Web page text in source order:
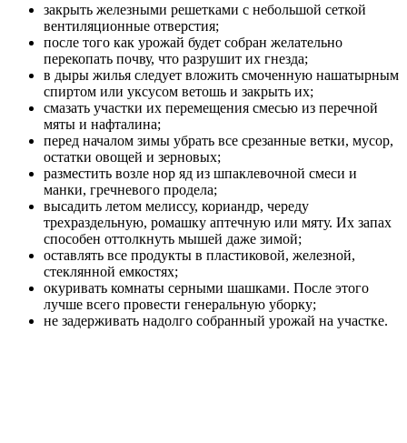
закрыть железными решетками с небольшой сеткой
вентиляционные отверстия;
после того как урожай будет собран желательно
перекопать почву, что разрушит их гнезда;
в дыры жилья следует вложить смоченную нашатырным
спиртом или уксусом ветошь и закрыть их;
смазать участки их перемещения смесью из перечной
мяты и нафталина;
перед началом зимы убрать все срезанные ветки, мусор,
остатки овощей и зерновых;
разместить возле нор яд из шпаклевочной смеси и
манки, гречневого продела;
высадить летом мелиссу, кориандр, череду
трехраздельную, ромашку аптечную или мяту. Их запах
способен оттолкнуть мышей даже зимой;
оставлять все продукты в пластиковой, железной,
стеклянной емкостях;
окуривать комнаты серными шашками. После этого
лучше всего провести генеральную уборку;
не задерживать надолго собранный урожай на участке.